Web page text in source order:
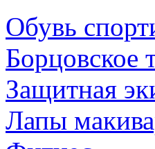
Обувь
Борцовское
Защитная
Лапы